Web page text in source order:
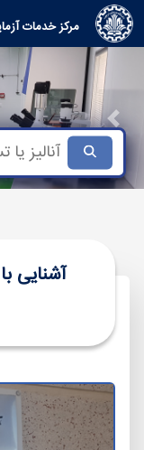
مرکز خدمات
Previous
آشنایی